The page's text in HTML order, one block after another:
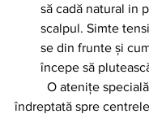
să cadă natural in
scalpul. Simte
se din frunte și
începe să
îndreptată spre